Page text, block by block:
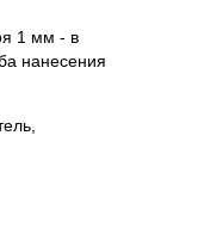
1 мм - в
нанесения